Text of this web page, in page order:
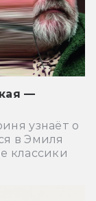
—
узнаёт о
в Эмиля
классики